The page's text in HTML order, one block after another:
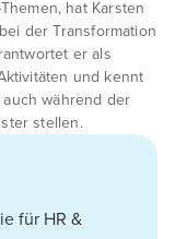
hat Karsten
der Transformation
er als
und kennt
während der
stellen.
für HR &